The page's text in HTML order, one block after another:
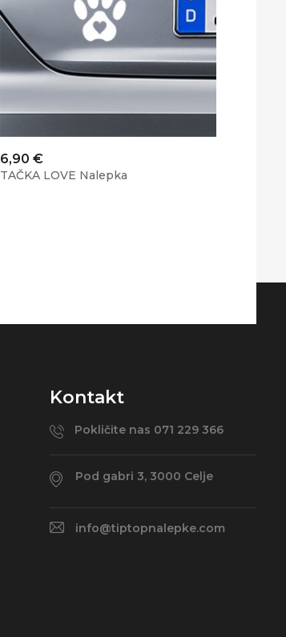
Cena
6,90 €
TAČKA LOVE Nalepka
Kontakt
Pokličite nas 071 229 366
Pod gabri 3, 3000 Celje
info@tiptopnalepke.com